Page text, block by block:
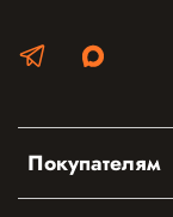
Покупателям